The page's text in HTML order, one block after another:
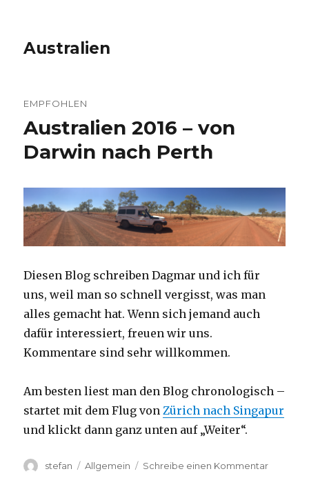
Australien
EMPFOHLEN
Australien 2016 – von
Darwin nach Perth
Diesen Blog schreiben Dagmar und ich für
uns, weil man so schnell vergisst, was man
alles gemacht hat. Wenn sich jemand auch
dafür interessiert, freuen wir uns.
Kommentare sind sehr willkommen.
Am besten liest man den Blog chronologisch –
startet mit dem Flug vonZürich nach Singapur
und klickt dann ganz unten auf „Weiter“.
Autor
stefan Kategorien
Allgemein Schreibe einen Kommentarzu